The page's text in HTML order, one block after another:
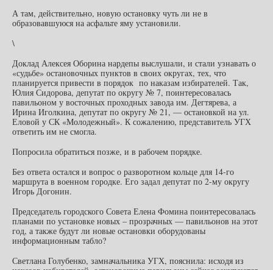
А там, действительно, новую остановку чуть ли не в
образовавшуюся на асфальте яму установили.
\
Доклад Алексея Оборина нардепы выслушали, и стали узнавать о
«судьбе» остановочных пунктов в своих округах, тех, что
планируется привести в порядок по наказам избирателей. Так,
Юлия Сидорова, депутат по округу № 7, поинтересовалась
павильоном у восточных проходных завода им. Дегтярева, а
Ирина Иголкина, депутат по округу № 21, — остановкой на ул.
Еловой у СК «Молодежный». К сожалению, представитель УГХ
ответить им не смогла.
Попросила обратиться позже, и в рабочем порядке.
Без ответа остался и вопрос о разворотном кольце для 14-го
маршрута в военном городке. Его задал депутат по 2-му округу
Игорь Догонин.
Председатель городского Совета Елена Фомина поинтересовалась
планами по установке новых – прозрачных — павильонов на этот
год, а также будут ли новые остановки оборудованы
информационным табло?
Светлана Голубенко, замначальника УГХ, пояснила: исходя из